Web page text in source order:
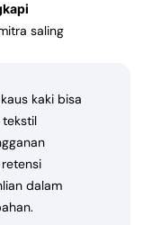
saling
kaki bisa
tekstil
dalam